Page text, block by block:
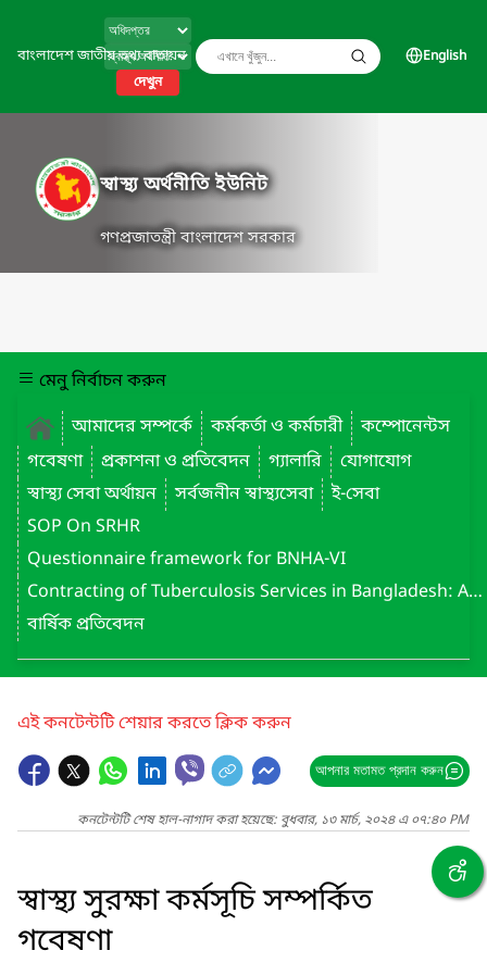
বাংলাদেশ জাতীয় তথ্য বাতায়ন
দেখুন
English
স্বাস্থ্য অর্থনীতি ইউনিট
গণপ্রজাতন্ত্রী বাংলাদেশ সরকার
মেনু নির্বাচন করুন
আমাদের সম্পর্কে
কর্মকর্তা ও কর্মচারী
কম্পোনেন্টস
গবেষণা
প্রকাশনা ও প্রতিবেদন গ্যালারি
যোগাযোগ
স্বাস্থ্য সেবা অর্থায়ন
সর্বজনীন স্বাস্থ্যসেবা
ই-সেবা
SOP On SRHR
Questionnaire framework for BNHA-VI
Contracting of Tuberculosis Services in Bangladesh: Assessment Report (May 2022)
বার্ষিক প্রতিবেদন
এই কনটেন্টটি শেয়ার করতে ক্লিক করুন
আপনার মতামত প্রদান করুন
কনটেন্টটি শেষ হাল-নাগাদ করা হয়েছে: বুধবার, ১৩ মার্চ, ২০২৪ এ ০৭:৪০ PM
স্বাস্থ্য সুরক্ষা কর্মসূচি সম্পর্কিত
গবেষণা